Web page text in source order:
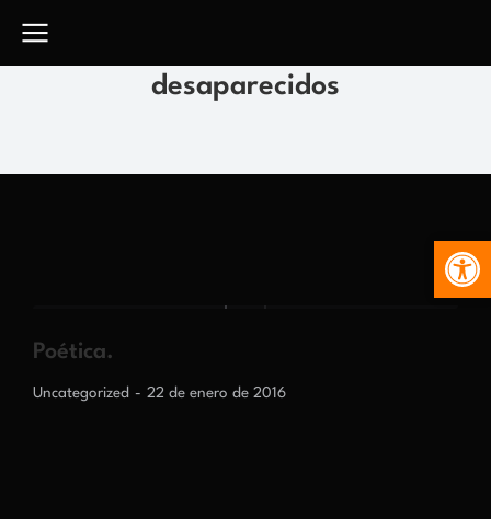
desaparecidos
Poética.
Uncategorized 22 de enero de 2016